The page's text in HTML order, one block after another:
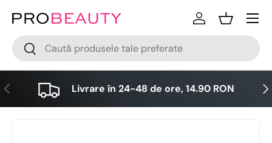
Sari la conținut
Cǎutare
Cǎutare
LogareCos
Meniu
Anterior Livrare în 24-48 de ore, 14.90 RON